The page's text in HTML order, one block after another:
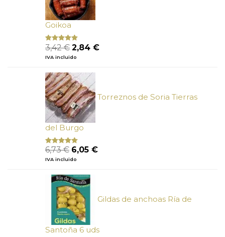
Goikoa
Valorado
con
de 5
3,42€ El
precio
era:
3,42 €.
2,84 €El
IVA incluido
Torreznos de Soria Tierras
del Burgo
Valorado
con
de
5
6,73€ El
precio
era:
6,73 €.
6,05 €El
IVA incluido
Gildas de anchoas Ría de
Santoña 6 uds